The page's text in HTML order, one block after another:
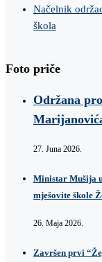
Načelnik
škola
Foto priče
Održana
27. Juna 2026.
Ministar Mušija
mješovite škole
26. Maja 2026.
Završen prvi